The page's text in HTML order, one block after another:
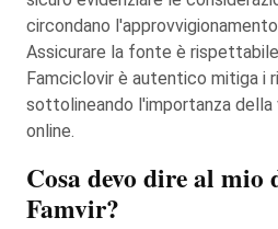
circondano
Assicurare la fonte è
Famciclovir è autentico mitiga i
sottolineando l'importanza della
online.
Cosa devo dire al mio
Famvir?